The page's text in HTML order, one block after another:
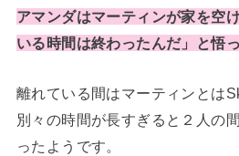
アマンダはマーティンが家を空
いる時間は終わったんだ」と悟
離れている間はマーティンとは
別々の時間が長すぎると２人の
ったようです。